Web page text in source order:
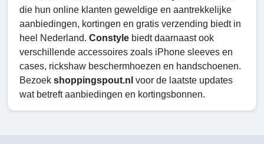
die hun online klanten geweldige en aantrekkelijke
aanbiedingen, kortingen en gratis verzending biedt in
heel Nederland. Constyle biedt daarnaast ook
verschillende accessoires zoals iPhone sleeves en
cases, rickshaw beschermhoezen en handschoenen.
Bezoek shoppingspout.nl voor de laatste updates
wat betreft aanbiedingen en kortingsbonnen.